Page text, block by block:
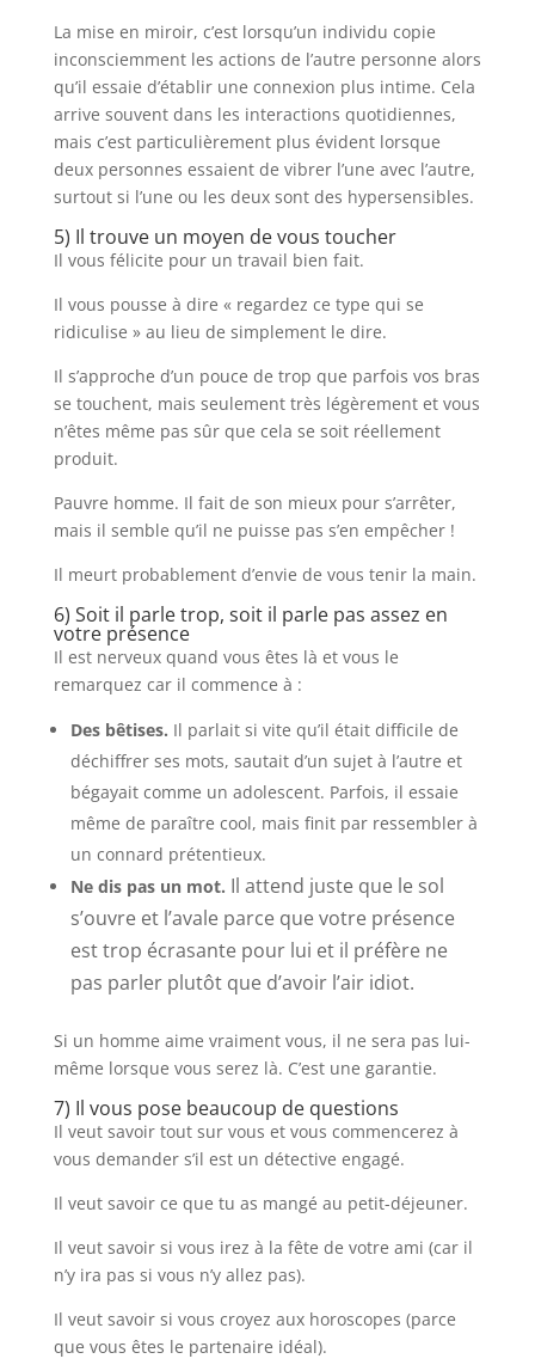
La mise en miroir, c’est lorsqu’un individu copie
inconsciemment les actions de l’autre personne alors
qu’il essaie d’établir une connexion plus intime. Cela
arrive souvent dans les interactions quotidiennes,
mais c’est particulièrement plus évident lorsque
deux personnes essaient de vibrer l’une avec l’autre,
surtout si l’une ou les deux sont des hypersensibles.
5) Il trouve un moyen de vous toucher
Il vous félicite pour un travail bien fait.
Il vous pousse à dire « regardez ce type qui se
ridiculise » au lieu de simplement le dire.
Il s’approche d’un pouce de trop que parfois vos bras
se touchent, mais seulement très légèrement et vous
n’êtes même pas sûr que cela se soit réellement
produit.
Pauvre homme. Il fait de son mieux pour s’arrêter,
mais il semble qu’il ne puisse pas s’en empêcher !
Il meurt probablement d’envie de vous tenir la main.
6) Soit il parle trop, soit il parle pas assez en
votre présence
Il est nerveux quand vous êtes là et vous le
remarquez car il commence à :
Des bêtises. Il parlait si vite qu’il était difficile de
déchiffrer ses mots, sautait d’un sujet à l’autre et
bégayait comme un adolescent. Parfois, il essaie
même de paraître cool, mais finit par ressembler à
un connard prétentieux.
Ne dis pas un mot. Il attend juste que le sol
s’ouvre et l’avale parce que votre présence
est trop écrasante pour lui et il préfère ne
pas parler plutôt que d’avoir l’air idiot.
Si un homme aime vraiment vous, il ne sera pas lui-
même lorsque vous serez là. C’est une garantie.
7) Il vous pose beaucoup de questions
Il veut savoir tout sur vous et vous commencerez à
vous demander s’il est un détective engagé.
Il veut savoir ce que tu as mangé au petit-déjeuner.
Il veut savoir si vous irez à la fête de votre ami (car il
n’y ira pas si vous n’y allez pas).
Il veut savoir si vous croyez aux horoscopes (parce
que vous êtes le partenaire idéal).